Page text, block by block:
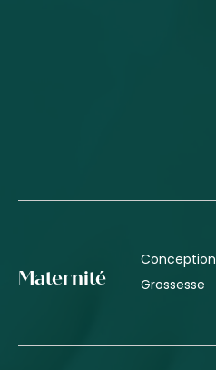
Maternité
Conception
Grossesse